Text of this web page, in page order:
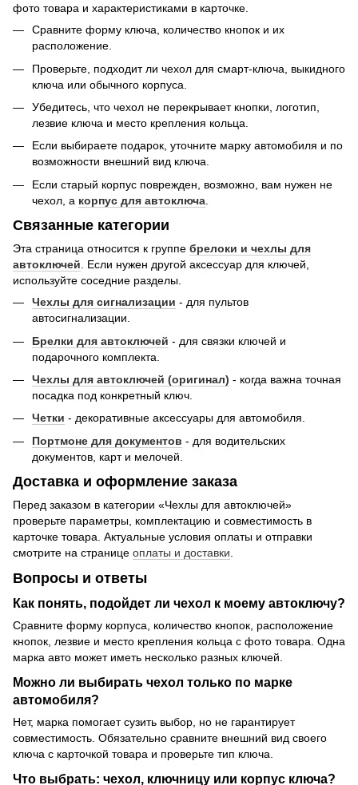
фото товара и характеристиками в карточке.
Сравните форму ключа, количество кнопок и их
расположение.
Проверьте, подходит ли чехол для смарт-ключа, выкидного
ключа или обычного корпуса.
Убедитесь, что чехол не перекрывает кнопки, логотип,
лезвие ключа и место крепления кольца.
Если выбираете подарок, уточните марку автомобиля и по
возможности внешний вид ключа.
Если старый корпус поврежден, возможно, вам нужен не
чехол, а корпус для автоключа
Связанные категории
Эта страница относится к группе брелоки и чехлы для
автоключей. Если нужен другой аксессуар для ключей,
используйте соседние разделы.
Чехлы для сигнализации - для пультов
автосигнализации.
Брелки для автоключей - для связки ключей и
подарочного комплекта.
Чехлы для автоключей (оригинал) - когда важна точная
посадка под конкретный ключ.
Четки - декоративные аксессуары для автомобиля.
Портмоне для документов - для водительских
документов, карт и мелочей.
Доставка и оформление заказа
Перед заказом в категории «Чехлы для автоключей»
проверьте параметры, комплектацию и совместимость в
карточке товара. Актуальные условия оплаты и отправки
смотрите на странице оплаты и доставки.
Вопросы и ответы
Как понять, подойдет ли чехол к моему автоключу?
Сравните форму корпуса, количество кнопок, расположение
кнопок, лезвие и место крепления кольца с фото товара. Одна
марка авто может иметь несколько разных ключей.
Можно ли выбирать чехол только по марке
автомобиля?
Нет, марка помогает сузить выбор, но не гарантирует
совместимость. Обязательно сравните внешний вид своего
ключа с карточкой товара и проверьте тип ключа.
Что выбрать: чехол, ключницу или корпус ключа?